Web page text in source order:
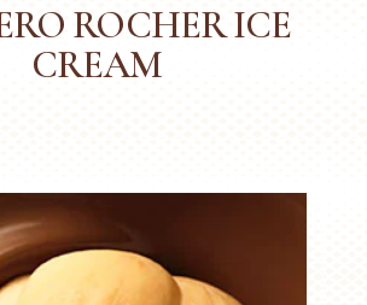
ROCHER ICE
CREAM